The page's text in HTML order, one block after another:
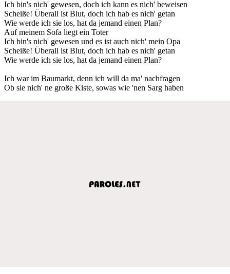
Ich bin's nich' gewesen, doch ich kann es nich' beweisen
Scheiße! Überall ist Blut, doch ich hab es nich' getan
Wie werde ich sie los, hat da jemand einen Plan?
Auf meinem Sofa liegt ein Toter
Ich bin's nich' gewesen und es ist auch nich' mein Opa
Scheiße! Überall ist Blut, doch ich hab es nich' getan
Wie werde ich sie los, hat da jemand einen Plan?
Ich war im Baumarkt, denn ich will da ma' nachfragen
Ob sie nich' ne große Kiste, sowas wie 'nen Sarg haben